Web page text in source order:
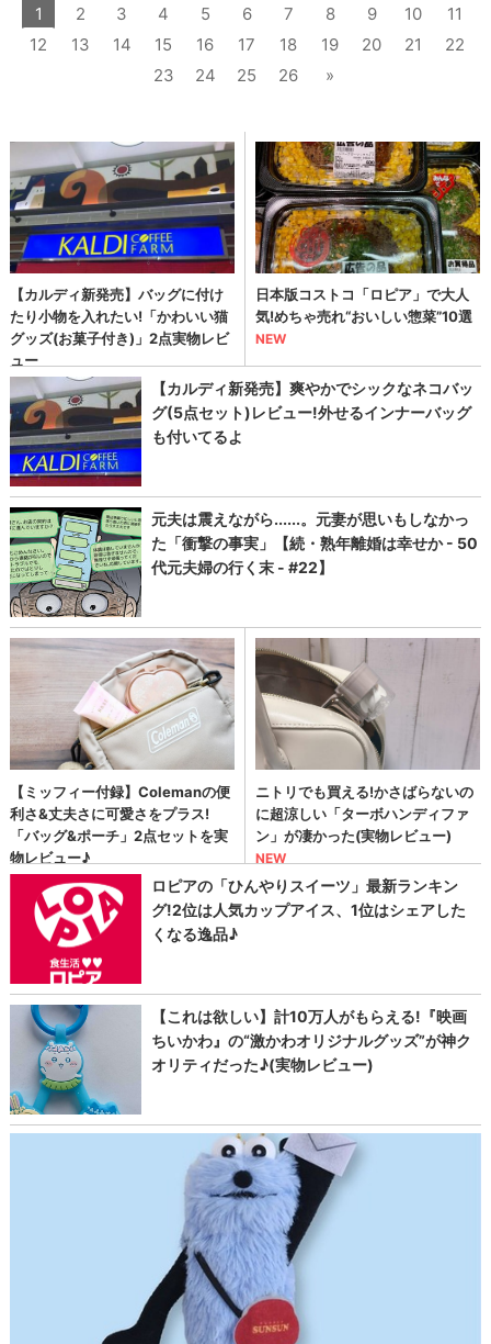
1 2 3 4 5 6 7 8 9 10
11
12
13 14 15 16 17 18 19 20 21
22
23
24 25 26 »